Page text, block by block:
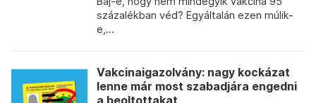
százalékban véd? Egyáltalán ezen múlik-
e,...
Vakcinaigazolvány: nagy kockázat
lenne már most szabadjára engedni